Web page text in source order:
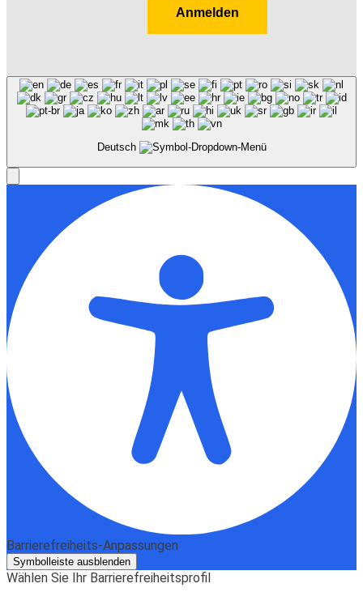
Anmelden
Deutsch
Barrierefreiheits-Anpassungen
Symbolleiste ausblenden
Wählen Sie Ihr Barrierefreiheitsprofil